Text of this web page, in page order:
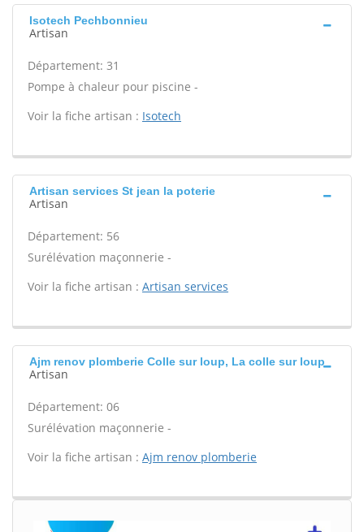
Isotech Pechbonnieu
Artisan
Département: 31
Pompe à chaleur pour piscine -
Voir la fiche artisan : Isotech
Artisan services St jean la poterie
Artisan
Département: 56
Surélévation maçonnerie -
Voir la fiche artisan : Artisan services
Ajm renov plomberie Colle sur loup, La colle sur loup
Artisan
Département: 06
Surélévation maçonnerie -
Voir la fiche artisan : Ajm renov plomberie